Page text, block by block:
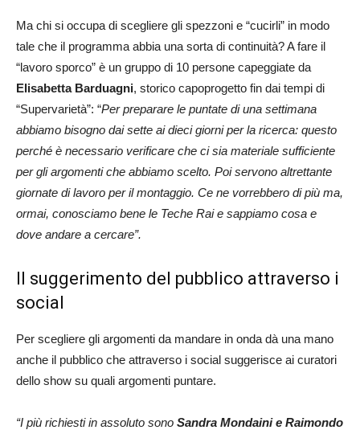
Ma chi si occupa di scegliere gli spezzoni e “cucirli” in modo
tale che il programma abbia una sorta di continuità? A fare il
“lavoro sporco” è un gruppo di 10 persone capeggiate da
Elisabetta Barduagni, storico capoprogetto fin dai tempi di
“Supervarietà”: “Per preparare le puntate di una settimana
abbiamo bisogno dai sette ai dieci giorni per la ricerca: questo
perché è necessario verificare che ci sia materiale sufficiente
per gli argomenti che abbiamo scelto. Poi servono altrettante
giornate di lavoro per il montaggio. Ce ne vorrebbero di più ma,
ormai, conosciamo bene le Teche Rai e sappiamo cosa e
dove andare a cercare”.
Il suggerimento del pubblico attraverso i
social
Per scegliere gli argomenti da mandare in onda dà una mano
anche il pubblico che attraverso i social suggerisce ai curatori
dello show su quali argomenti puntare.
“I più richiesti in assoluto sono Sandra Mondaini e Raimondo